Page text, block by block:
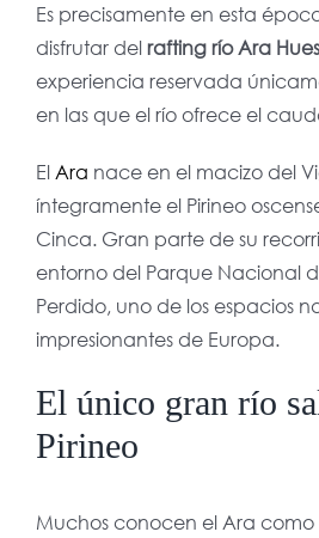
Es precisamente en esta
disfrutar delrafting río Ara
experiencia reservada
en las que el río ofrece el
ElAra nace en el macizo del
íntegramente el Pirineo
Cinca. Gran parte de su
entorno del Parque Nacional
Perdido, uno de los espacios
impresionantes de Europa.
El único gran río
Pirineo
Muchos conocen el Ara como